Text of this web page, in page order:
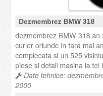
Dezmembrez BMW 318
dezmembrez BMW 318 an
curier oriunde in tara mai
complecata si un 525
piese si detali masina la
Date tehnice:
2000